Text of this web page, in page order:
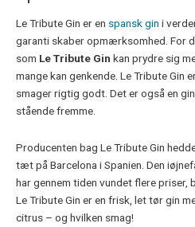
Le Tribute Gin er en spansk gin i
garanti skaber opmærksomhed. For
som Le Tribute Gin kan prydre sig
mange kan genkende. Le Tribute Gin
smager rigtig godt. Det er også en
stående fremme.
Producenten bag Le Tribute Gin
tæt på Barcelona i Spanien. Den
har gennem tiden vundet flere priser,
Le Tribute Gin er en frisk, let tør gin
citrus – og hvilken smag!